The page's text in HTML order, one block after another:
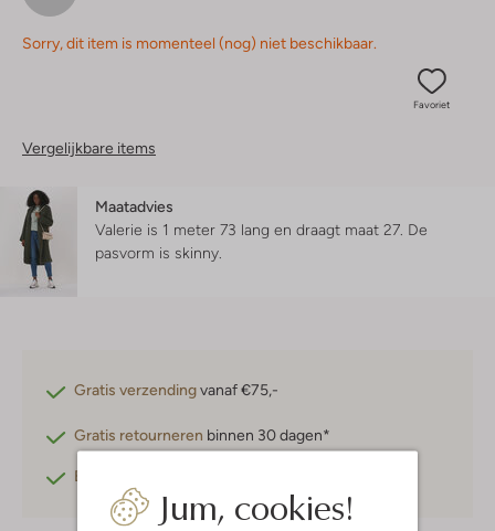
Jum, cookies!
Sorry, dit item is momenteel (nog) niet beschikbaar.
Favoriet
Vergelijkbare items
Maatadvies
Valerie is 1 meter 73 lang en draagt maat 27. De
pasvorm is skinny
Gratis verzendingvanaf €75,-
Gratis retourneren binnen 30 dagen*
Betaal achteraf